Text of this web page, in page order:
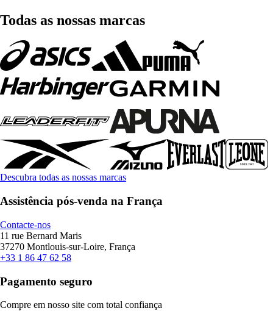
Todas as nossas marcas
Descubra todas as nossas marcas
Assistência pós-venda na França
Contacte-nos
11 rue Bernard Maris
37270 Montlouis-sur-Loire, França
+33 1 86 47 62 58
Pagamento seguro
Compre em nosso site com total confiança